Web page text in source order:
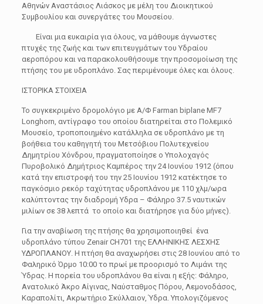
Αθηνών Αναστάσιος Λιάσκος με μέλη του Διοικητικού
Συμβουλίου και συνεργάτες του Μουσείου.
Είναι μια ευκαιρία για όλους, να μάθουμε άγνωστες
πτυχές της ζωής και των επιτευγμάτων του Υδραίου
αεροπόρου και να παρακολουθήσουμε την προσομοίωση της
πτήσης του με υδροπλάνο. Σας περιμένουμε όλες και όλους.
ΙΣΤΟΡΙΚΑ ΣΤΟΙΧΕΙΑ
Το συγκεκριμένο δρομολόγιο με Α/Φ Farman biplane MF7
Longhorn, αντίγραφο του οποίου διατηρείται στο Πολεμικό
Μουσείο, τροποποιημένο κατάλληλα σε υδροπλάνο με τη
βοήθεια του καθηγητή του Μετσόβιου Πολυτεχνείου
Δημητρίου Χόνδρου, πραγματοποίησε ο Υπολοχαγός
Πυροβολικό Δημήτριος Καμπέρος την 24 Ιουνίου 1912 (όπου
κατά την επιστροφή του την 25 Ιουνίου 1912 κατέκτησε το
παγκόσμιο ρεκόρ ταχύτητας υδροπλάνου με 110 χλμ/ωρα
καλύπτοντας την διαδρομή Υδρα – Φάληρο 37.5 ναυτικών
μιλίων σε 38 λεπτά το οποίο και διατήρησε για δύο μήνες).
Για την αναβίωση της πτήσης θα χρησιμοποιηθεί ένα
υδροπλάνο τύπου Zenair CH701 της ΕΛΛΗΝΙΚΗΣ ΛΕΣΧΗΣ
ΥΔΡΟΠΛΑΝΟΥ. Η πτήση θα αναχωρήσει στις 28 Ιουνίου από το
Φαληρικό Όρμο 10:00 το πρωί με προορισμό το Λιμάνι της
Ύδρας. Η πορεία του υδροπλάνου θα είναι η εξής: Φάληρο,
Ανατολικό Άκρο Αίγινας, Ναύσταθμος Πόρου, Λεμονοδάσος,
Καραπολίτι, Ακρωτήριο Σκύλλαιον, Ύδρα. Υπολογιζόμενος